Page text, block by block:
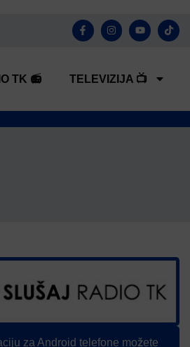
TK 📻 TELEVIZIJA 📺
za Android telefone možete